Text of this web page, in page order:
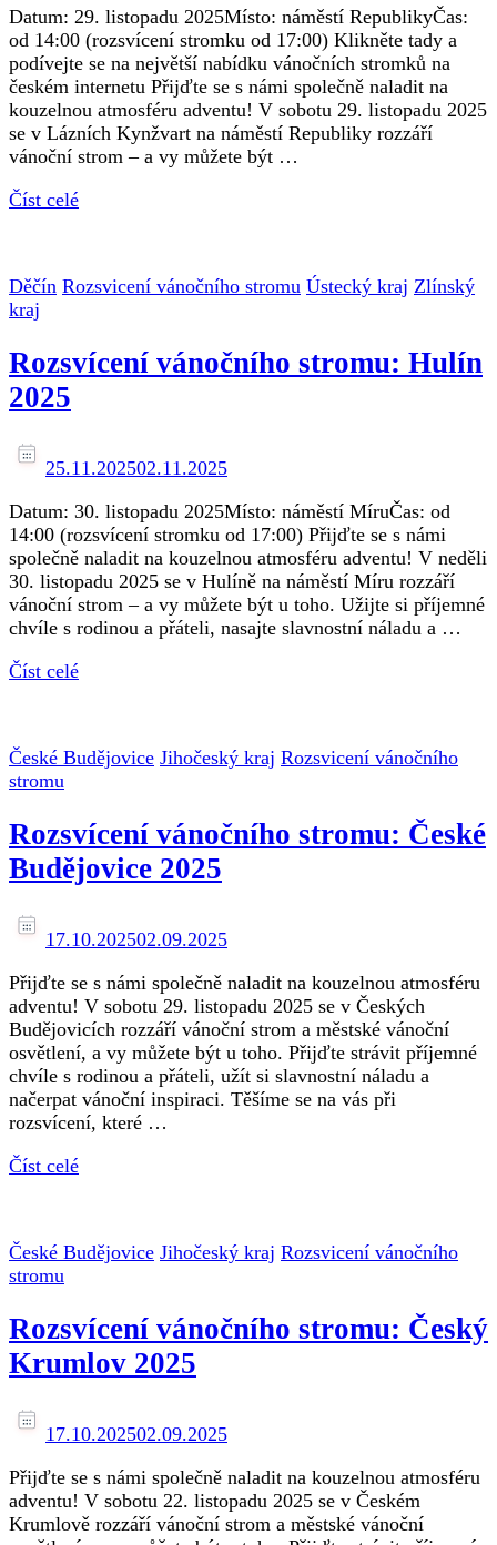
Datum: 29. listopadu 2025Místo: náměstí RepublikyČas:
od 14:00 (rozsvícení stromku od 17:00) Klikněte tady a
podívejte se na největší nabídku vánočních stromků na
českém internetu Přijďte se s námi společně naladit na
kouzelnou atmosféru adventu! V sobotu 29. listopadu 2025
se v Lázních Kynžvart na náměstí Republiky rozzáří
vánoční strom – a vy můžete být …
Číst celé
Děčín Rozsvicení vánočního stromu Ústecký kraj Zlínský
kraj
Rozsvícení vánočního stromu: Hulín
2025
25.11.202502.11.2025
Datum: 30. listopadu 2025Místo: náměstí MíruČas: od
14:00 (rozsvícení stromku od 17:00) Přijďte se s námi
společně naladit na kouzelnou atmosféru adventu! V neděli
30. listopadu 2025 se v Hulíně na náměstí Míru rozzáří
vánoční strom – a vy můžete být u toho. Užijte si příjemné
chvíle s rodinou a přáteli, nasajte slavnostní náladu a …
Číst celé
České Budějovice Jihočeský kraj Rozsvicení vánočního
stromu
Rozsvícení vánočního stromu: České
Budějovice 2025
17.10.202502.09.2025
Přijďte se s námi společně naladit na kouzelnou atmosféru
adventu! V sobotu 29. listopadu 2025 se v Českých
Budějovicích rozzáří vánoční strom a městské vánoční
osvětlení, a vy můžete být u toho. Přijďte strávit příjemné
chvíle s rodinou a přáteli, užít si slavnostní náladu a
načerpat vánoční inspiraci. Těšíme se na vás při
rozsvícení, které …
Číst celé
České Budějovice Jihočeský kraj Rozsvicení vánočního
stromu
Rozsvícení vánočního stromu: Český
Krumlov 2025
17.10.202502.09.2025
Přijďte se s námi společně naladit na kouzelnou atmosféru
adventu! V sobotu 22. listopadu 2025 se v Českém
Krumlově rozzáří vánoční strom a městské vánoční